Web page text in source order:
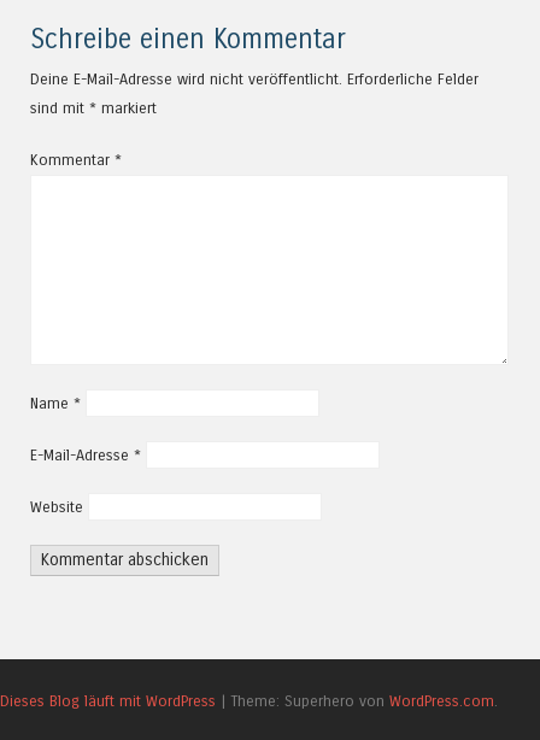
Schreibe einen Kommentar
Deine E-Mail-Adresse wird nicht veröffentlicht. Erforderliche Felder
sind mit * markiert
Kommentar *
Name *
E-Mail-Adresse *
Website
Dieses Blog läuft mit WordPress | Theme: Superhero von WordPress.com.